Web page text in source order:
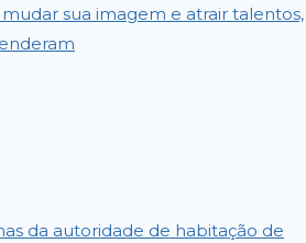
sua imagem e atrair talentos,
da autoridade de habitação de